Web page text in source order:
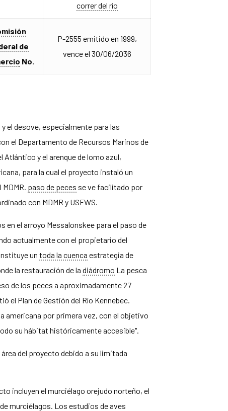
correr del río
de
No.
P-2555 emitido en 1999,
vence el 30/06/2036
el desove, especialmente para las
el Departamento de Recursos Marinos de
y el arenque de lomo azul,
para la cual el proyecto instaló un
paso de peces se ve facilitado por
con MDMR y USFWS.
el arroyo Messalonskee para el paso de
actualmente con el propietario del
un toda la cuenca estrategia de
la restauración de la diádromo La pesca
de los peces a aproximadamente 27
el Plan de Gestión del Río Kennebec.
americana por primera vez, con el objetivo
su hábitat históricamente accesible".
del proyecto debido a su limitada
incluyen el murciélago orejudo norteño, el
murciélagos. Los estudios de aves